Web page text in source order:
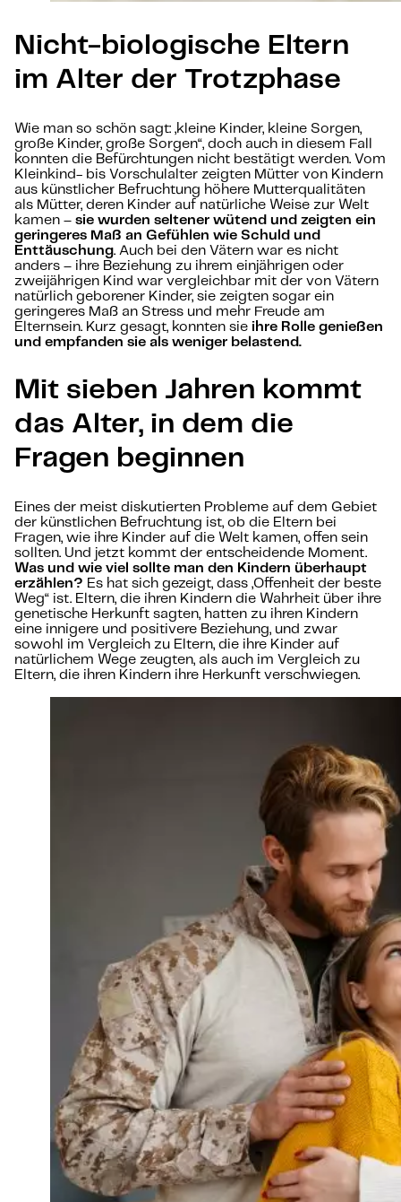
Nicht-biologische Eltern
im Alter der Trotzphase
Wie man so schön sagt: „kleine Kinder, kleine Sorgen,
große Kinder, große Sorgen“, doch auch in diesem Fall
konnten die Befürchtungen nicht bestätigt werden. Vom
Kleinkind- bis Vorschulalter zeigten Mütter von Kindern
aus künstlicher Befruchtung höhere Mutterqualitäten
als Mütter, deren Kinder auf natürliche Weise zur Welt
kamen – sie wurden seltener wütend und zeigten ein
geringeres Maß an Gefühlen wie Schuld und
Enttäuschung. Auch bei den Vätern war es nicht
anders – ihre Beziehung zu ihrem einjährigen oder
zweijährigen Kind war vergleichbar mit der von Vätern
natürlich geborener Kinder, sie zeigten sogar ein
geringeres Maß an Stress und mehr Freude am
Elternsein. Kurz gesagt, konnten sie ihre Rolle genießen
und empfanden sie als weniger belastend.
Mit sieben Jahren kommt
das Alter, in dem die
Fragen beginnen
Eines der meist diskutierten Probleme auf dem Gebiet
der künstlichen Befruchtung ist, ob die Eltern bei
Fragen, wie ihre Kinder auf die Welt kamen, offen sein
sollten. Und jetzt kommt der entscheidende Moment.
Was und wie viel sollte man den Kindern überhaupt
erzählen? Es hat sich gezeigt, dass „Offenheit der beste
Weg“ ist. Eltern, die ihren Kindern die Wahrheit über ihre
genetische Herkunft sagten, hatten zu ihren Kindern
eine innigere und positivere Beziehung, und zwar
sowohl im Vergleich zu Eltern, die ihre Kinder auf
natürlichem Wege zeugten, als auch im Vergleich zu
Eltern, die ihren Kindern ihre Herkunft verschwiegen.